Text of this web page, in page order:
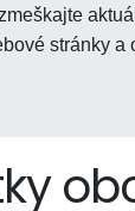
stránky a